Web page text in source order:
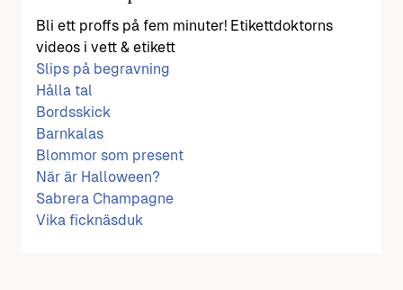
Bli ett proffs på fem minuter! Etikettdoktorns
videos i vett & etikett
Slips på begravning
Hålla tal
Bordsskick
Barnkalas
Blommor som present
När är Halloween?
Sabrera Champagne
Vika ficknäsduk